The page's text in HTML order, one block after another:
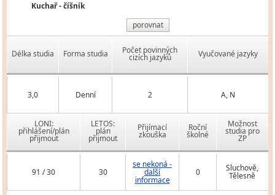
Kuchař - číšník
porovnat
Délka studia Forma studia Počet povinných
cizích jazyků Vyučované jazyky
3,0 Denní 2 A, N
LONI:
přihlášení/plán
přijmout
LETOS:
plán
přijmout
Přijímací
zkouška
Roční
školné
Možnost
studia pro
ZP
91 / 30 30
se nekoná -
další
informace
0 Sluchově,
Tělesně